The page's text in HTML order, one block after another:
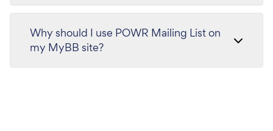
Why should I use POWR Mailing List on
my MyBB site?